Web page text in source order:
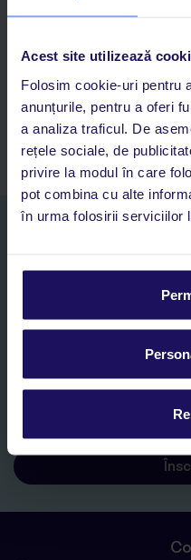
Acest site utilizează
Folosim cookie-uri pentru
anunțurile, pentru a oferi
a analiza traficul. De
rețele sociale, de
privire la modul în care
pot combina cu alte
în urma folosirii serviciilor
Descarcă acum
Adaugi la favorite
Acces la rezervările
singură aplicație
Asistență 24/7 prin chat,
Abonați-
Sunt de acord cu
, prin mijloace
inclusiv utilizarea așa-